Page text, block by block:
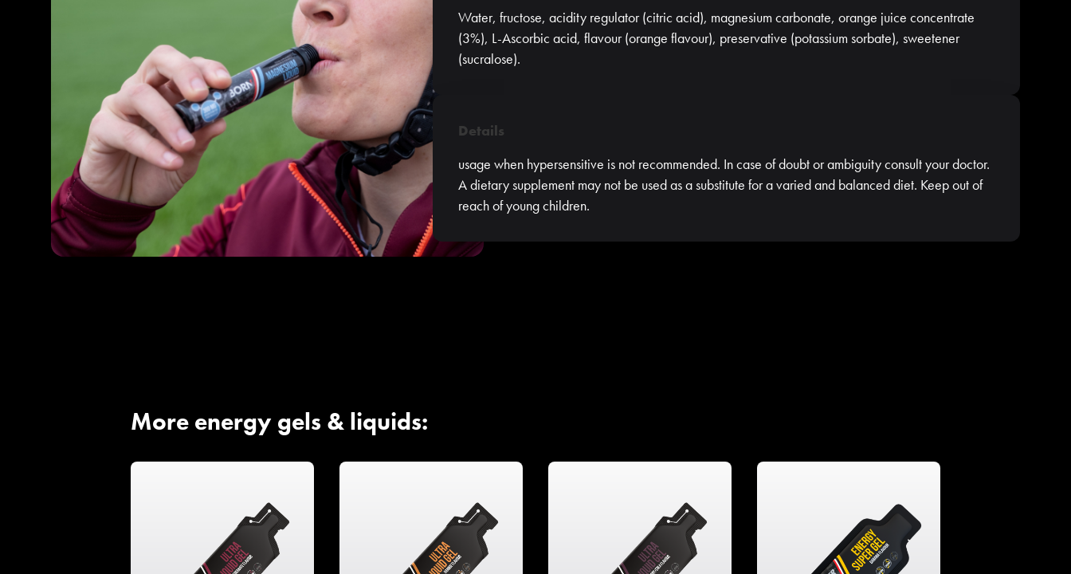
Water, fructose, acidity regulator (citric acid), magnesium carbonate, orange juice concentrate
(3%), L-Ascorbic acid, flavour (orange flavour), preservative (potassium sorbate), sweetener
(sucralose).
Details
usage when hypersensitive is not recommended. In case of doubt or ambiguity consult your doctor.
A dietary supplement may not be used as a substitute for a varied and balanced diet. Keep out of
reach of young children.
More energy gels & liquids: